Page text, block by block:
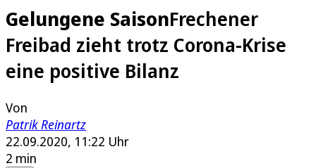
Gelungene SaisonFrechener
Freibad zieht trotz Corona-Krise
eine positive Bilanz
Von
Patrik Reinartz
22.09.2020, 11:22 Uhr
2 min